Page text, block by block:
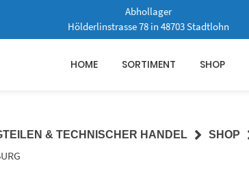
Abhollager
Hölderlinstrasse 78 in 48703 Stadtlohn
HOME SORTIMENT SHOP
& TECHNISCHER HANDEL SHOP